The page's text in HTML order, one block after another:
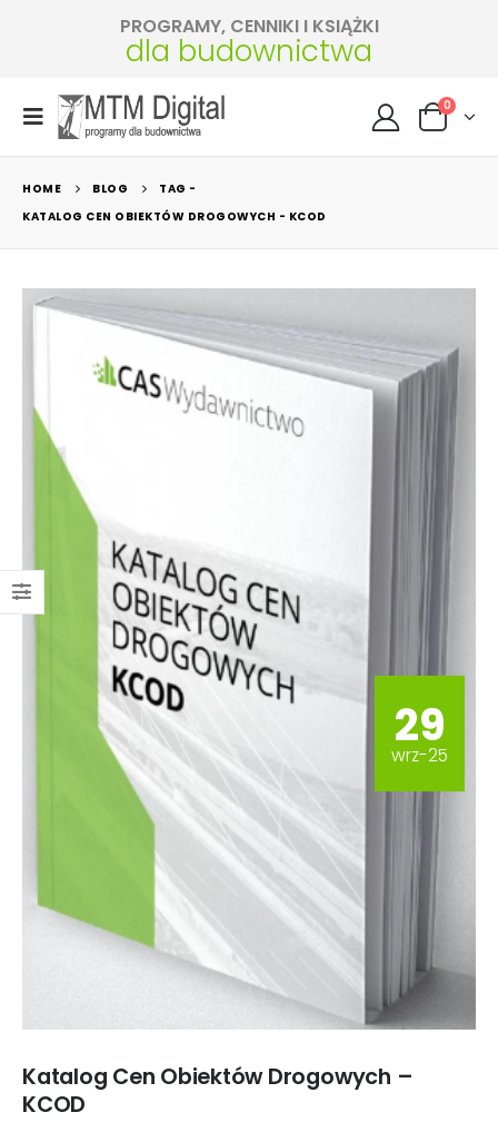
PROGRAMY, CENNIKI I KSIĄŻKI
dla budownictwa
0
HOME BLOG
TAG -
KATALOG CEN OBIEKTÓW DROGOWYCH - KCOD
29
wrz-25
Katalog Cen Obiektów Drogowych –
KCOD